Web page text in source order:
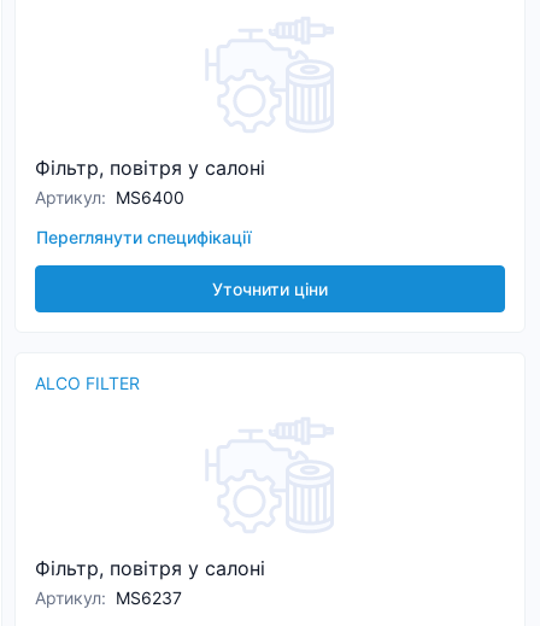
Фільтр, повітря у салоні
Артикул: MS6400
Переглянути специфікації
Уточнити ціни
ALCO FILTER
Фільтр, повітря у салоні
Артикул: MS6237